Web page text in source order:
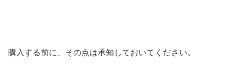
購入する前に、その点は承知しておいてください。